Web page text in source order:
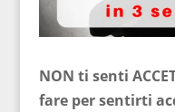
NON ti senti
fare per sentirti